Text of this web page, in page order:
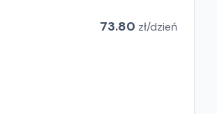
73.80 zł/dzień